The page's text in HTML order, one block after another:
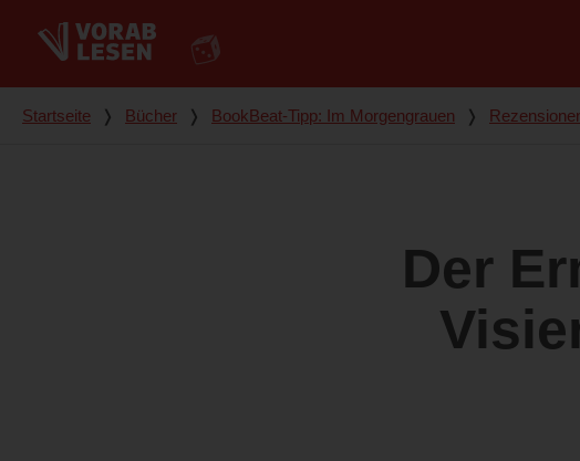
Du bist hier
Startseite ❭ Bücher ❭ BookBeat-Tipp: Im Morgengrauen ❭
Der